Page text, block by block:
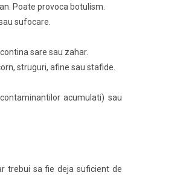
Poate provoca botulism.
sufocare.
sare sau zahar.
struguri, afine sau stafide.
acumulati) sau
trebui sa fie deja suficient de